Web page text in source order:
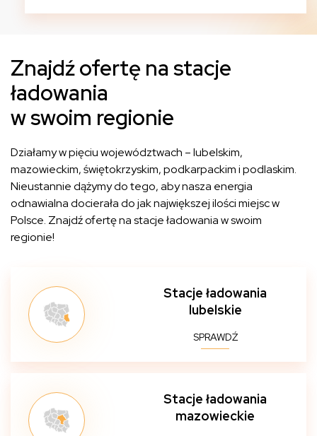
Znajdź ofertę na stacje
ładowania
w swoim regionie
Działamy w pięciu województwach – lubelskim,
mazowieckim, świętokrzyskim, podkarpackim i podlaskim.
Nieustannie dążymy do tego, aby nasza energia
odnawialna docierała do jak największej ilości miejsc w
Polsce. Znajdź ofertę na stacje ładowania w swoim
regionie!
Stacje ładowania
lubelskie
SPRAWDŹ
Stacje ładowania
mazowieckie